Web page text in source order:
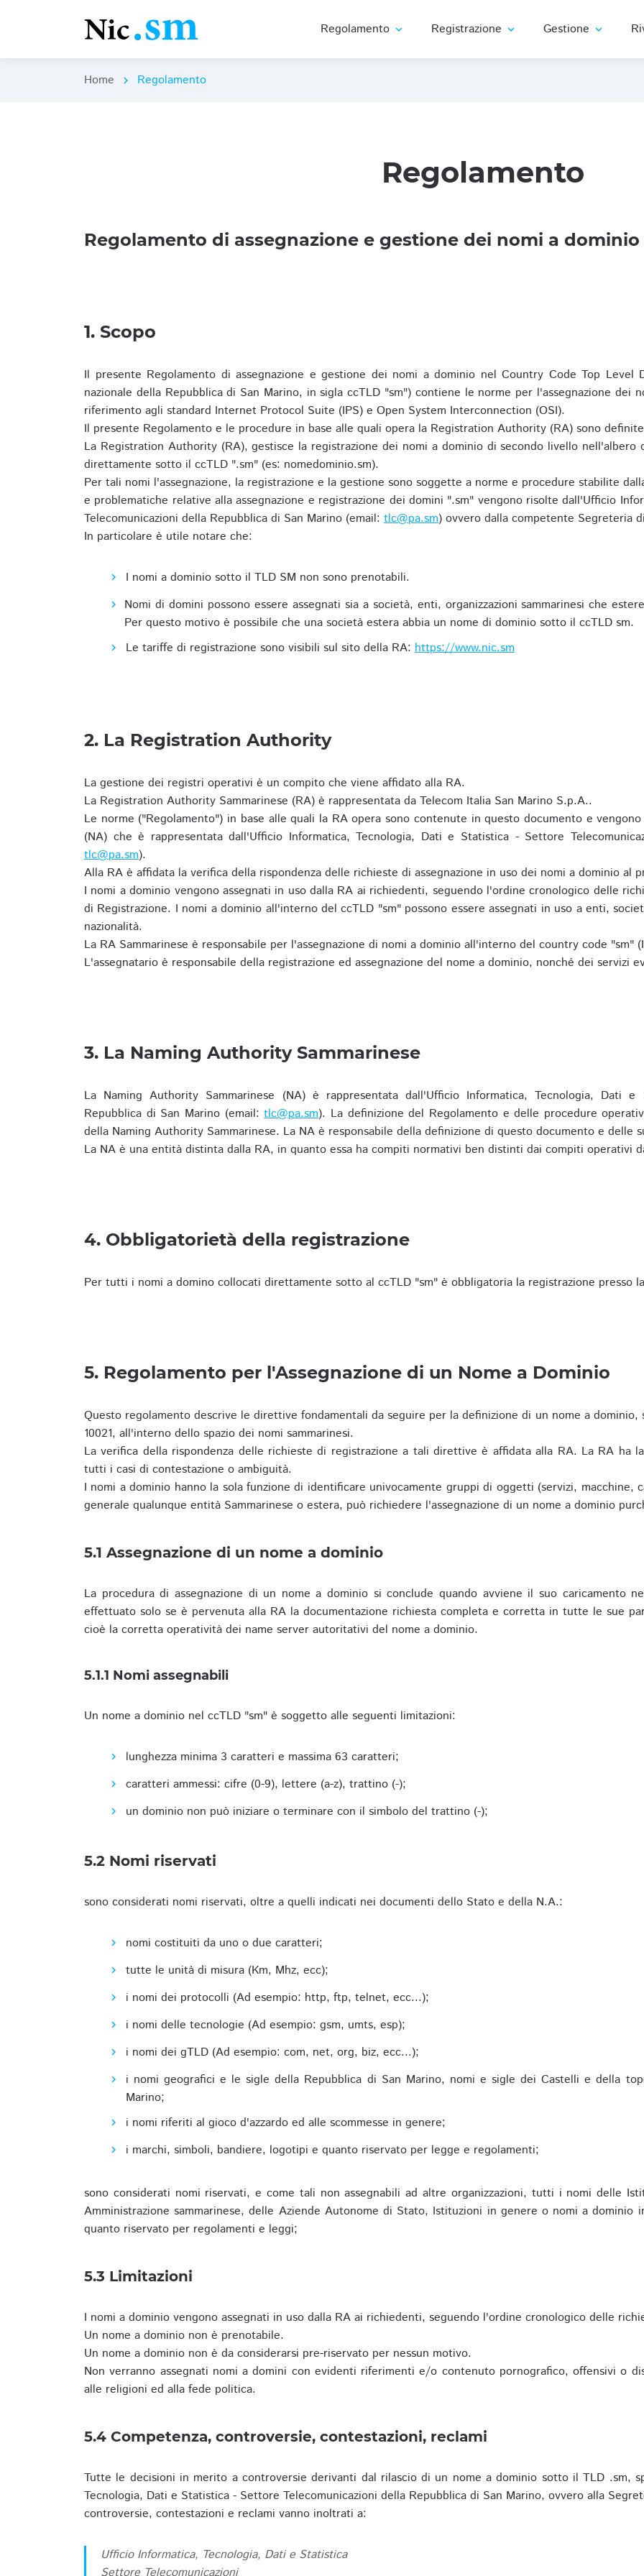
Regolamento expand_more Registrazione expand_more Gestione expand_more
Home chevron_right Regolamento
Regolamento
Regolamento di assegnazione e gestione dei nomi a dominio
1. Scopo
Il presente Regolamento di assegnazione e gestione dei nomi a dominio nel Country Code Top Level
nazionale della Repubblica di San Marino, in sigla ccTLD "sm") contiene le norme per l'assegnazione dei
riferimento agli standard Internet Protocol Suite (IPS) e Open System Interconnection (OSI).
Il presente Regolamento e le procedure in base alle quali opera la Registration Authority (RA) sono
La Registration Authority (RA), gestisce la registrazione dei nomi a dominio di secondo livello nell'albero
direttamente sotto il ccTLD ".sm" (es: nomedominio.sm).
Per tali nomi l'assegnazione, la registrazione e la gestione sono soggette a norme e procedure stabilite
e problematiche relative alla assegnazione e registrazione dei domini ".sm" vengono risolte dall'Ufficio
Telecomunicazioni della Repubblica di San Marino (email: tlc@pa.sm) ovvero dalla competente Segreteria
In particolare è utile notare che:
I nomi a dominio sotto il TLD SM non sono prenotabili.
Nomi di domini possono essere assegnati sia a società, enti, organizzazioni sammarinesi che
Per questo motivo è possibile che una società estera abbia un nome di dominio sotto il ccTLD sm.
Le tariffe di registrazione sono visibili sul sito della RA: https://www.nic.sm
2. La Registration Authority
La gestione dei registri operativi è un compito che viene affidato alla RA.
La Registration Authority Sammarinese (RA) è rappresentata da Telecom Italia San Marino S.p.A..
Le norme ("Regolamento") in base alle quali la RA opera sono contenute in questo documento e
(NA) che è rappresentata dall'Ufficio Informatica, Tecnologia, Dati e Statistica - Settore
tlc@pa.sm).
Alla RA è affidata la verifica della rispondenza delle richieste di assegnazione in uso dei nomi a dominio al
I nomi a dominio vengono assegnati in uso dalla RA ai richiedenti, seguendo l'ordine cronologico delle
di Registrazione. I nomi a dominio all'interno del ccTLD "sm" possono essere assegnati in uso a enti,
nazionalità.
La RA Sammarinese è responsabile per l'assegnazione di nomi a dominio all'interno del country code "sm"
L'assegnatario è responsabile della registrazione ed assegnazione del nome a dominio, nonché dei servizi
3. La Naming Authority Sammarinese
La Naming Authority Sammarinese (NA) è rappresentata dall'Ufficio Informatica, Tecnologia, Dati
Repubblica di San Marino (email:tlc@pa.sm). La definizione del Regolamento e delle procedure
della Naming Authority Sammarinese. La NA è responsabile della definizione di questo documento e delle
La NA è una entità distinta dalla RA, in quanto essa ha compiti normativi ben distinti dai compiti operativi
4. Obbligatorietà della registrazione
Per tutti i nomi a domino collocati direttamente sotto al ccTLD "sm" è obbligatoria la registrazione presso
5. Regolamento per l'Assegnazione di un Nome a Dominio
Questo regolamento descrive le direttive fondamentali da seguire per la definizione di un nome a
10021, all'interno dello spazio dei nomi sammarinesi.
La verifica della rispondenza delle richieste di registrazione a tali direttive è affidata alla RA. La RA ha
tutti i casi di contestazione o ambiguità.
I nomi a dominio hanno la sola funzione di identificare univocamente gruppi di oggetti (servizi, macchine,
generale qualunque entità Sammarinese o estera, può richiedere l'assegnazione di un nome a dominio
5.1 Assegnazione di un nome a dominio
La procedura di assegnazione di un nome a dominio si conclude quando avviene il suo caricamento
effettuato solo se è pervenuta alla RA la documentazione richiesta completa e corretta in tutte le sue
cioè la corretta operatività dei name server autoritativi del nome a dominio.
5.1.1 Nomi assegnabili
Un nome a dominio nel ccTLD "sm" è soggetto alle seguenti limitazioni:
lunghezza minima 3 caratteri e massima 63 caratteri;
caratteri ammessi: cifre (0-9), lettere (a-z), trattino (-);
un dominio non può iniziare o terminare con il simbolo del trattino (-);
5.2 Nomi riservati
sono considerati nomi riservati, oltre a quelli indicati nei documenti dello Stato e della N.A.:
nomi costituiti da uno o due caratteri;
tutte le unità di misura (Km, Mhz, ecc);
i nomi dei protocolli (Ad esempio: http, ftp, telnet, ecc...);
i nomi delle tecnologie (Ad esempio: gsm, umts, esp);
i nomi dei gTLD (Ad esempio: com, net, org, biz, ecc...);
i nomi geografici e le sigle della Repubblica di San Marino, nomi e sigle dei Castelli e della
Marino;
i nomi riferiti al gioco d'azzardo ed alle scommesse in genere;
i marchi, simboli, bandiere, logotipi e quanto riservato per legge e regolamenti;
sono considerati nomi riservati, e come tali non assegnabili ad altre organizzazioni, tutti i nomi delle
Amministrazione sammarinese, delle Aziende Autonome di Stato, Istituzioni in genere o nomi a dominio
quanto riservato per regolamenti e leggi;
5.3 Limitazioni
I nomi a dominio vengono assegnati in uso dalla RA ai richiedenti, seguendo l'ordine cronologico delle
Un nome a dominio non è prenotabile.
Un nome a dominio non è da considerarsi pre-riservato per nessun motivo.
Non verranno assegnati nomi a domini con evidenti riferimenti e/o contenuto pornografico, offensivi o
alle religioni ed alla fede politica.
5.4 Competenza, controversie, contestazioni, reclami
Tutte le decisioni in merito a controversie derivanti dal rilascio di un nome a dominio sotto il TLD .sm,
Tecnologia, Dati e Statistica - Settore Telecomunicazioni della Repubblica di San Marino, ovvero alla
controversie, contestazioni e reclami vanno inoltrati a:
Ufficio Informatica, Tecnologia, Dati e Statistica